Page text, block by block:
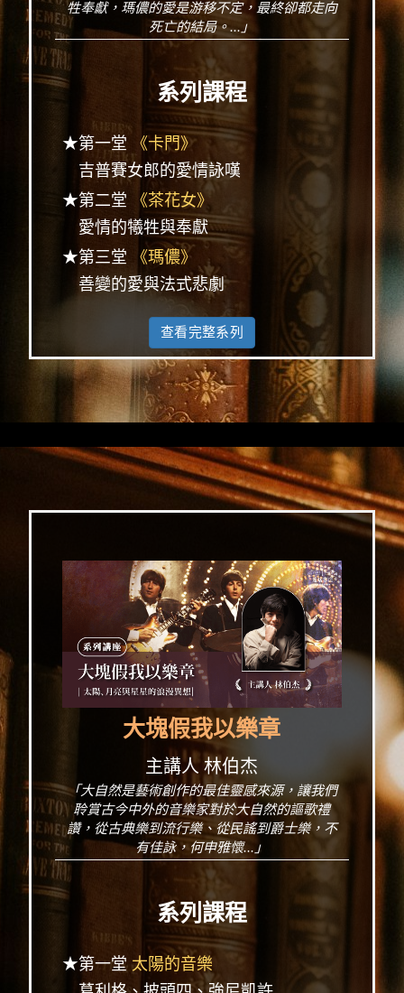
牲奉獻，瑪儂的愛是游移不定，最終卻都走向
死亡的結局。...」
系列課程
★第一堂
《卡門》
吉普賽女郎的愛情詠嘆
★第二堂
《茶花女》
愛情的犧牲與奉獻
★第三堂
《瑪儂》
善變的愛與法式悲劇
查看完整系列
大塊假我以樂章
主講人 林伯杰
「大自然是藝術創作的最佳靈感來源，讓我們
聆賞古今中外的音樂家對於大自然的謳歌禮
讚，從古典樂到流行樂、從民謠到爵士樂，不
有佳詠，何申雅懷...」
系列課程
★第一堂 太陽的音樂